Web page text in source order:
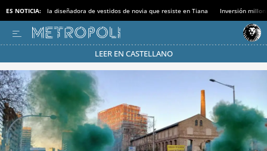
ES NOTICIA: la diseñadora de vestidos de novia que resiste en Tiana Inversión
LEER EN CASTELLANO
Pásate al MODO AHORRO